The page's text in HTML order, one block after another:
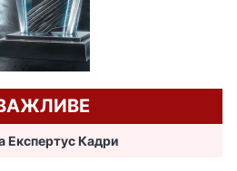
ВАЖЛИВЕ
Експертус Кадри